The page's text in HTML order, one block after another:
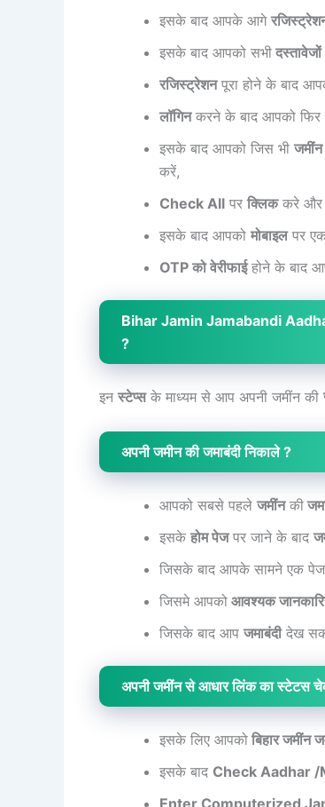
इसके बाद आपके आगे
इसके बाद आपको सभी दस्तावेजों
रजिस्ट्रेशनपूरा होने के बाद
लॉगिनकरने के बाद आपको फिर
इसके बाद आपको जिस भी जमींन
करें,
Check All पर क्लिककरे और
इसके बाद आपको मोबाइलपर
OTP को वेरीफाईहोने के बाद
Bihar Jamin Jamabandi
?
इन स्टेप्सके माध्यम से आप अपनी जमींन की
अपनी जमीन की जमाबंदी निकाले ?
आपको सबसे पहले जमींनकी
इसके होम पेजपर जाने के बाद
जिसके बाद आपके सामने एक
जिसमे आपको आवश्यक
जिसके बाद आप जमाबंदीदेख
अपनी जमींन से आधार लिंक का स्टेटस
इसके लिए आपको बिहार जमींन
इसके बाद Check Aadhar
Enter Computerized